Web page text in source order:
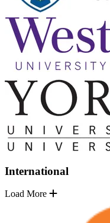
International
Load More